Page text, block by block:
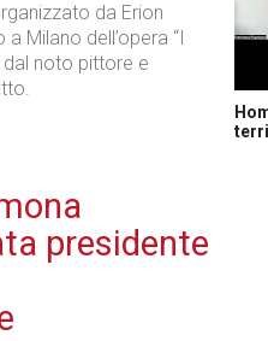
da Erion
Milano dell’opera “I
noto pittore e
presidente